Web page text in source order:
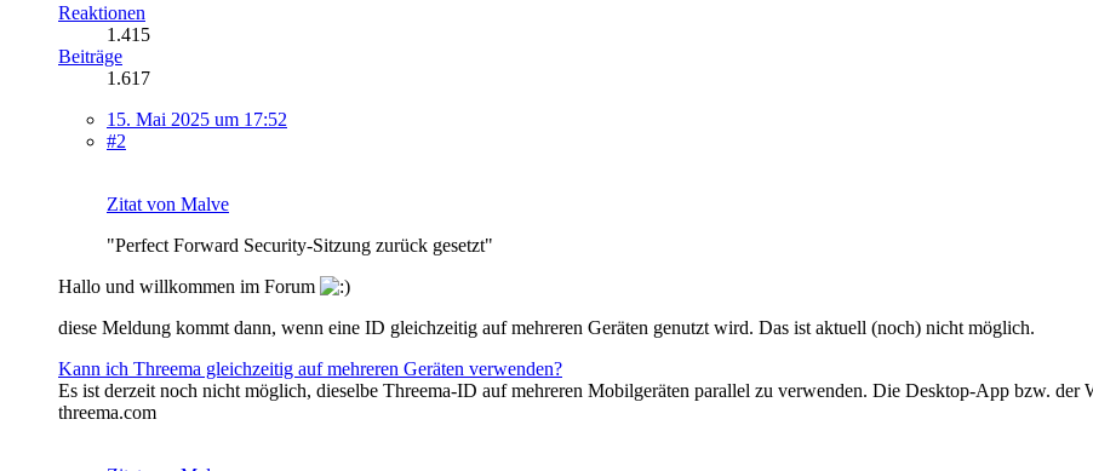
Reaktionen
1.415
Beiträge
1.617
15. Mai 2025 um 17:52
#2
Zitat von Malve
"Perfect Forward Security-Sitzung zurück gesetzt"
Hallo und willkommen im Forum
diese Meldung kommt dann, wenn eine ID gleichzeitig auf mehreren Geräten genutzt wird. Das ist aktuell (noch) nicht möglich.
Kann ich Threema gleichzeitig auf mehreren Geräten verwenden?
Es ist derzeit noch nicht möglich, dieselbe Threema-ID auf mehreren Mobilgeräten parallel zu verwenden. Die Desktop-App bzw. der
threema.com